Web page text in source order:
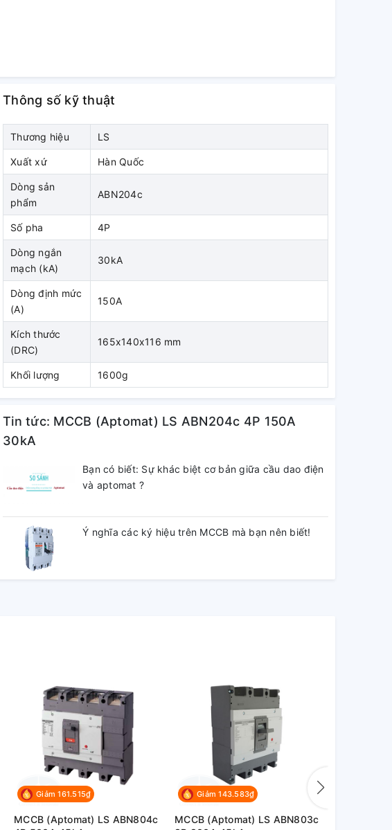
Thông số kỹ thuật
Thương hiệu LS
Xuất xứ Hàn Quốc
Dòng sản
phẩm
ABN204c
Số pha 4P
Dòng ngắn
mạch (kA)
30kA
Dòng định mức
(A)
150A
Kích thước
(DRC)
165x140x116 mm
Khối lượng 1600g
Tin tức: MCCB (Aptomat) LS ABN204c 4P 150A
30kA
Bạn có biết: Sự khác biệt cơ bản giữa cầu dao điện
và aptomat ?
Ý nghĩa các ký hiệu trên MCCB mà bạn nên biết!
Giảm 161.515₫
MCCB (Aptomat) LS ABN804c
Giảm 143.583₫
MCCB (Aptomat) LS ABN803c